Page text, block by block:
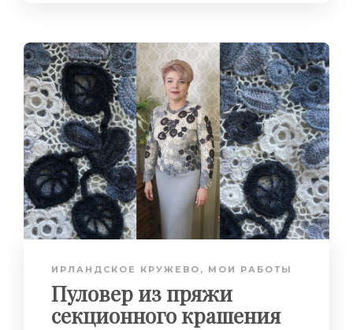
ИРЛАНДСКОЕ КРУЖЕВО , МОИ РАБОТЫ
Пуловер из пряжи
секционного крашения